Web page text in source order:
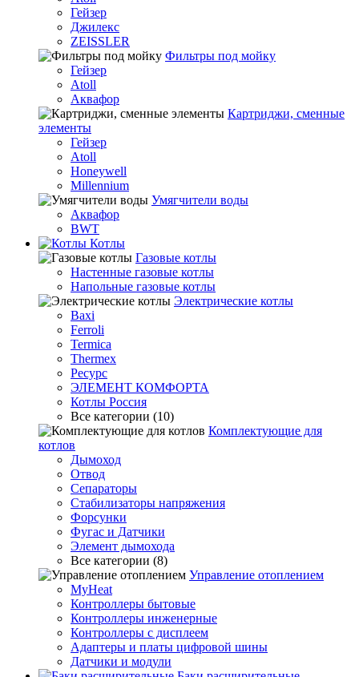
Гейзер
Джилекс
ZEISSLER
Фильтры под мойку
Гейзер
Atoll
Аквафор
Картриджи, сменные
элементы
Гейзер
Atoll
Honeywell
Millennium
Умягчители воды
Аквафор
BWT
Котлы
Гaзовые котлы
Настенные газовые котлы
Напольные газовые котлы
Электрические котлы
Baxi
Ferroli
Termica
Thermex
Ресурс
ЭЛЕМЕНТ КОМФОРТА
Котлы Россия
Все категории (10)
Комплектующие для
котлов
Дымоход
Отвод
Сепараторы
Стабилизаторы напряжения
Форсунки
Фугас и Датчики
Элемент дымохода
Все категории (8)
Управление отоплением
MyHeat
Контроллеры бытовые
Контроллеры инженерные
Контроллеры с дисплеем
Адаптеры и платы цифровой шины
Датчики и модули